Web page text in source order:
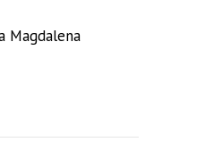
Magdalena